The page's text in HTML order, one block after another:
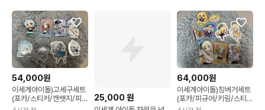
54,000원
이세계아이돌)고세구세트
(포카/스티커/캔뱃지/피규
어)
25,000원
64,000원
이세계아이돌)징버거세트
(포카/피규어/키링/스티
커/캔뱃지